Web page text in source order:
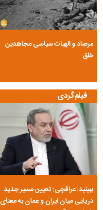
مرصاد و الهیات سیاسی مجاهدین
خلق
فیلم‌گردی
ببینید| عراقچی: تعیین مسیر جدید
دریایی میان ایران و عمان به معنای